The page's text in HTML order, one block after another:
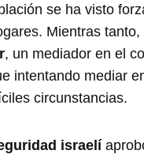
se ha visto
Mientras tanto,
, un mediador en el
intentando mediar
circunstancias.
israelí